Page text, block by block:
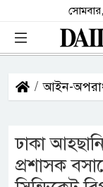
আইন-
ঢাকা
প্রশাসক